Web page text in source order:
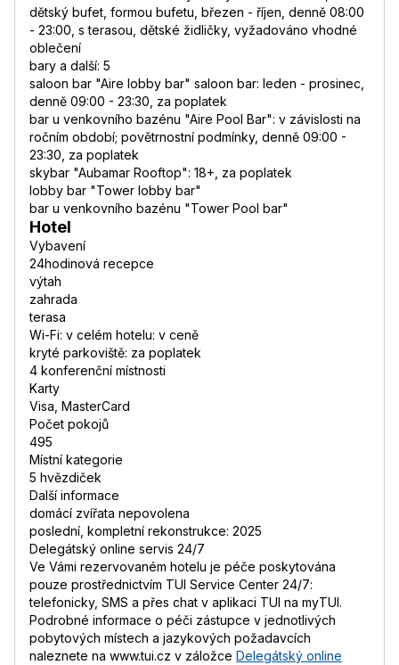
dětský bufet, formou bufetu, březen - říjen, denně 08:00
- 23:00, s terasou, dětské židličky, vyžadováno vhodné
oblečení
bary a další: 5
saloon bar "Aire lobby bar" saloon bar: leden - prosinec,
denně 09:00 - 23:30, za poplatek
bar u venkovního bazénu "Aire Pool Bar": v závislosti na
ročním období; povětrnostní podmínky, denně 09:00 -
23:30, za poplatek
skybar "Aubamar Rooftop": 18+, za poplatek
lobby bar "Tower lobby bar"
bar u venkovního bazénu "Tower Pool bar"
Hotel
Vybavení
24hodinová recepce
výtah
zahrada
terasa
Wi-Fi: v celém hotelu: v ceně
kryté parkoviště: za poplatek
4 konferenční místnosti
Karty
Visa, MasterCard
Počet pokojů
495
Místní kategorie
5 hvězdiček
Další informace
domácí zvířata nepovolena
poslední, kompletní rekonstrukce: 2025
Delegátský online servis 24/7
Ve Vámi rezervovaném hotelu je péče poskytována
pouze prostřednictvím TUI Service Center 24/7:
telefonicky, SMS a přes chat v aplikaci TUI na myTUI.
Podrobné informace o péči zástupce v jednotlivých
pobytových místech a jazykových požadavcích
naleznete na www.tui.cz v záložce Delegátský online